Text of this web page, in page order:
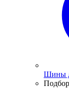
Шины
Подбор